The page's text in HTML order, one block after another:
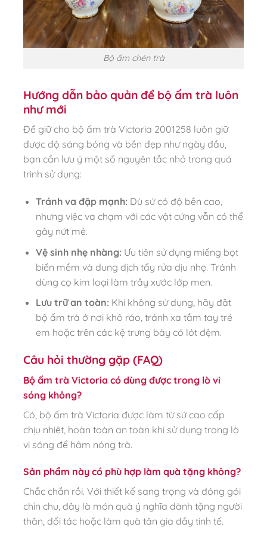
Bộ ấm chén trà
Hướng dẫn bảo quản để bộ ấm trà luôn
như mới
Để giữ cho bộ ấm trà Victoria 2001258 luôn giữ
được độ sáng bóng và bền đẹp như ngày đầu,
bạn cần lưu ý một số nguyên tắc nhỏ trong quá
trình sử dụng:
Tránh va đập mạnh:Dù sứ có độ bền cao,
nhưng việc va chạm với các vật cứng vẫn có thể
gây nứt mẻ.
Vệ sinh nhẹ nhàng:Ưu tiên sử dụng miếng bọt
biển mềm và dung dịch tẩy rửa dịu nhẹ. Tránh
dùng cọ kim loại làm trầy xước lớp men.
Lưu trữ an toàn:Khi không sử dụng, hãy đặt
bộ ấm trà ở nơi khô ráo, tránh xa tầm tay trẻ
em hoặc trên các kệ trưng bày có lót đệm.
Câu hỏi thường gặp (FAQ)
Bộ ấm trà Victoria có dùng được trong lò vi
sóng không?
Có, bộ ấm trà Victoria được làm từ sứ cao cấp
chịu nhiệt, hoàn toàn an toàn khi sử dụng trong lò
vi sóng để hâm nóng trà.
Sản phẩm này có phù hợp làm quà tặng không?
Chắc chắn rồi. Với thiết kế sang trọng và đóng gói
chỉn chu, đây là món quà ý nghĩa dành tặng người
thân, đối tác hoặc làm quà tân gia đầy tinh tế.